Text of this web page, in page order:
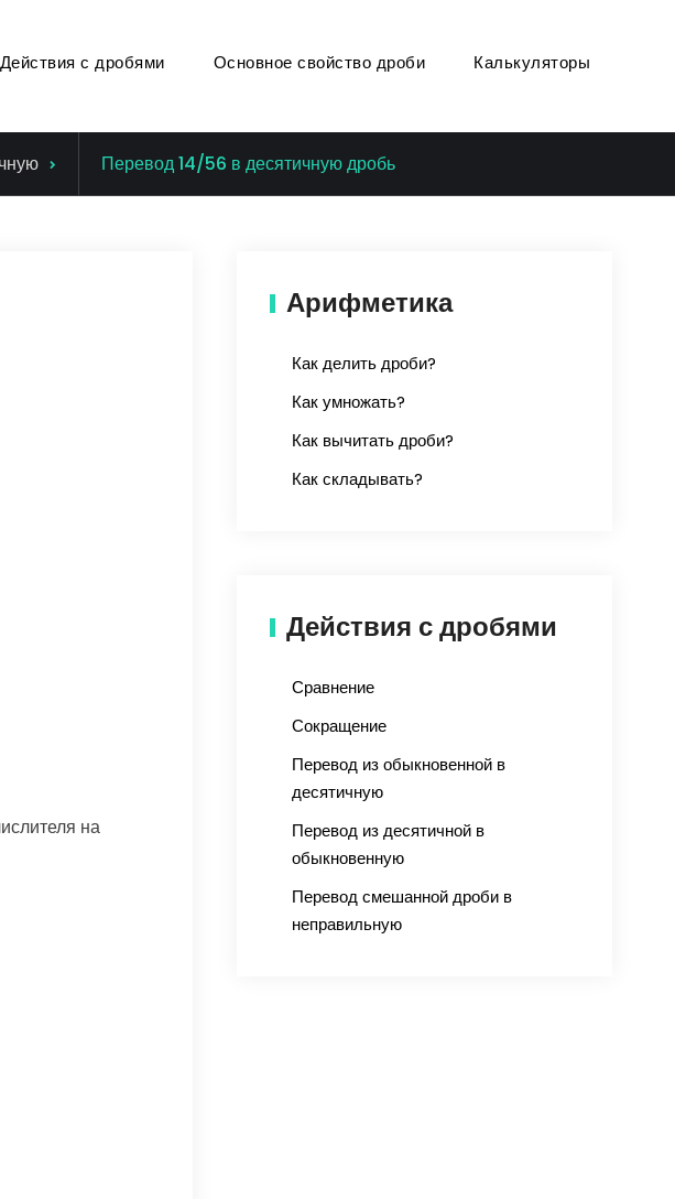
Действия с дробями Основное свойство дроби Калькуляторы
Перевод 14/56 в десятичную дробь
на
Арифметика
Как делить дроби?
Как умножать?
Как вычитать дроби?
Как складывать?
Действия с дробями
Сравнение
Сокращение
Перевод из обыкновенной в
десятичную
Перевод из десятичной в
обыкновенную
Перевод смешанной дроби в
неправильную